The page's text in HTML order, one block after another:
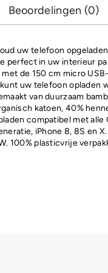
Beoordelingen (0)
uw telefoon
perfect in uw interieur
met de 150 cm micro
uw telefoon opladen
van duurzaam
katoen, 40%
compatibel met
iPhone 8, 8S en
100% plasticvrije